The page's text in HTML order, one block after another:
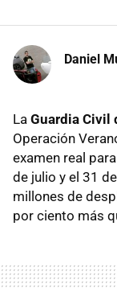
Daniel
La Guardia Civil
Operación
examen real
de julio y el 31
millones de
por ciento más